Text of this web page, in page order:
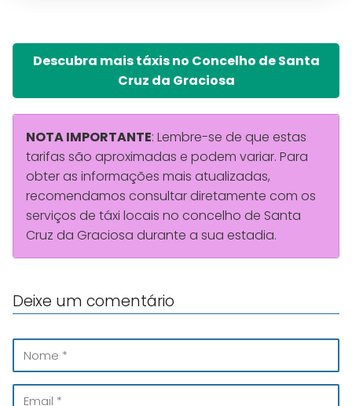
Descubra mais táxis no Concelho de Santa
Cruz da Graciosa
NOTA IMPORTANTE: Lembre-se de que estas
tarifas são aproximadas e podem variar. Para
obter as informações mais atualizadas,
recomendamos consultar diretamente com os
serviços de táxi locais no concelho de Santa
Cruz da Graciosa durante a sua estadia.
Deixe um comentário